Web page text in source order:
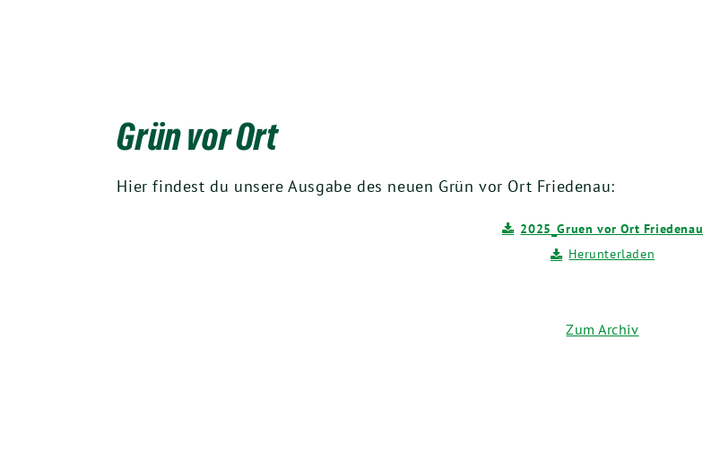
Grün vor Ort
Hier findest du unsere Ausgabe des neuen Grün vor Ort Friedenau:
2025_Gruen vor Ort Friedenau
Herunterladen
Zum Archiv